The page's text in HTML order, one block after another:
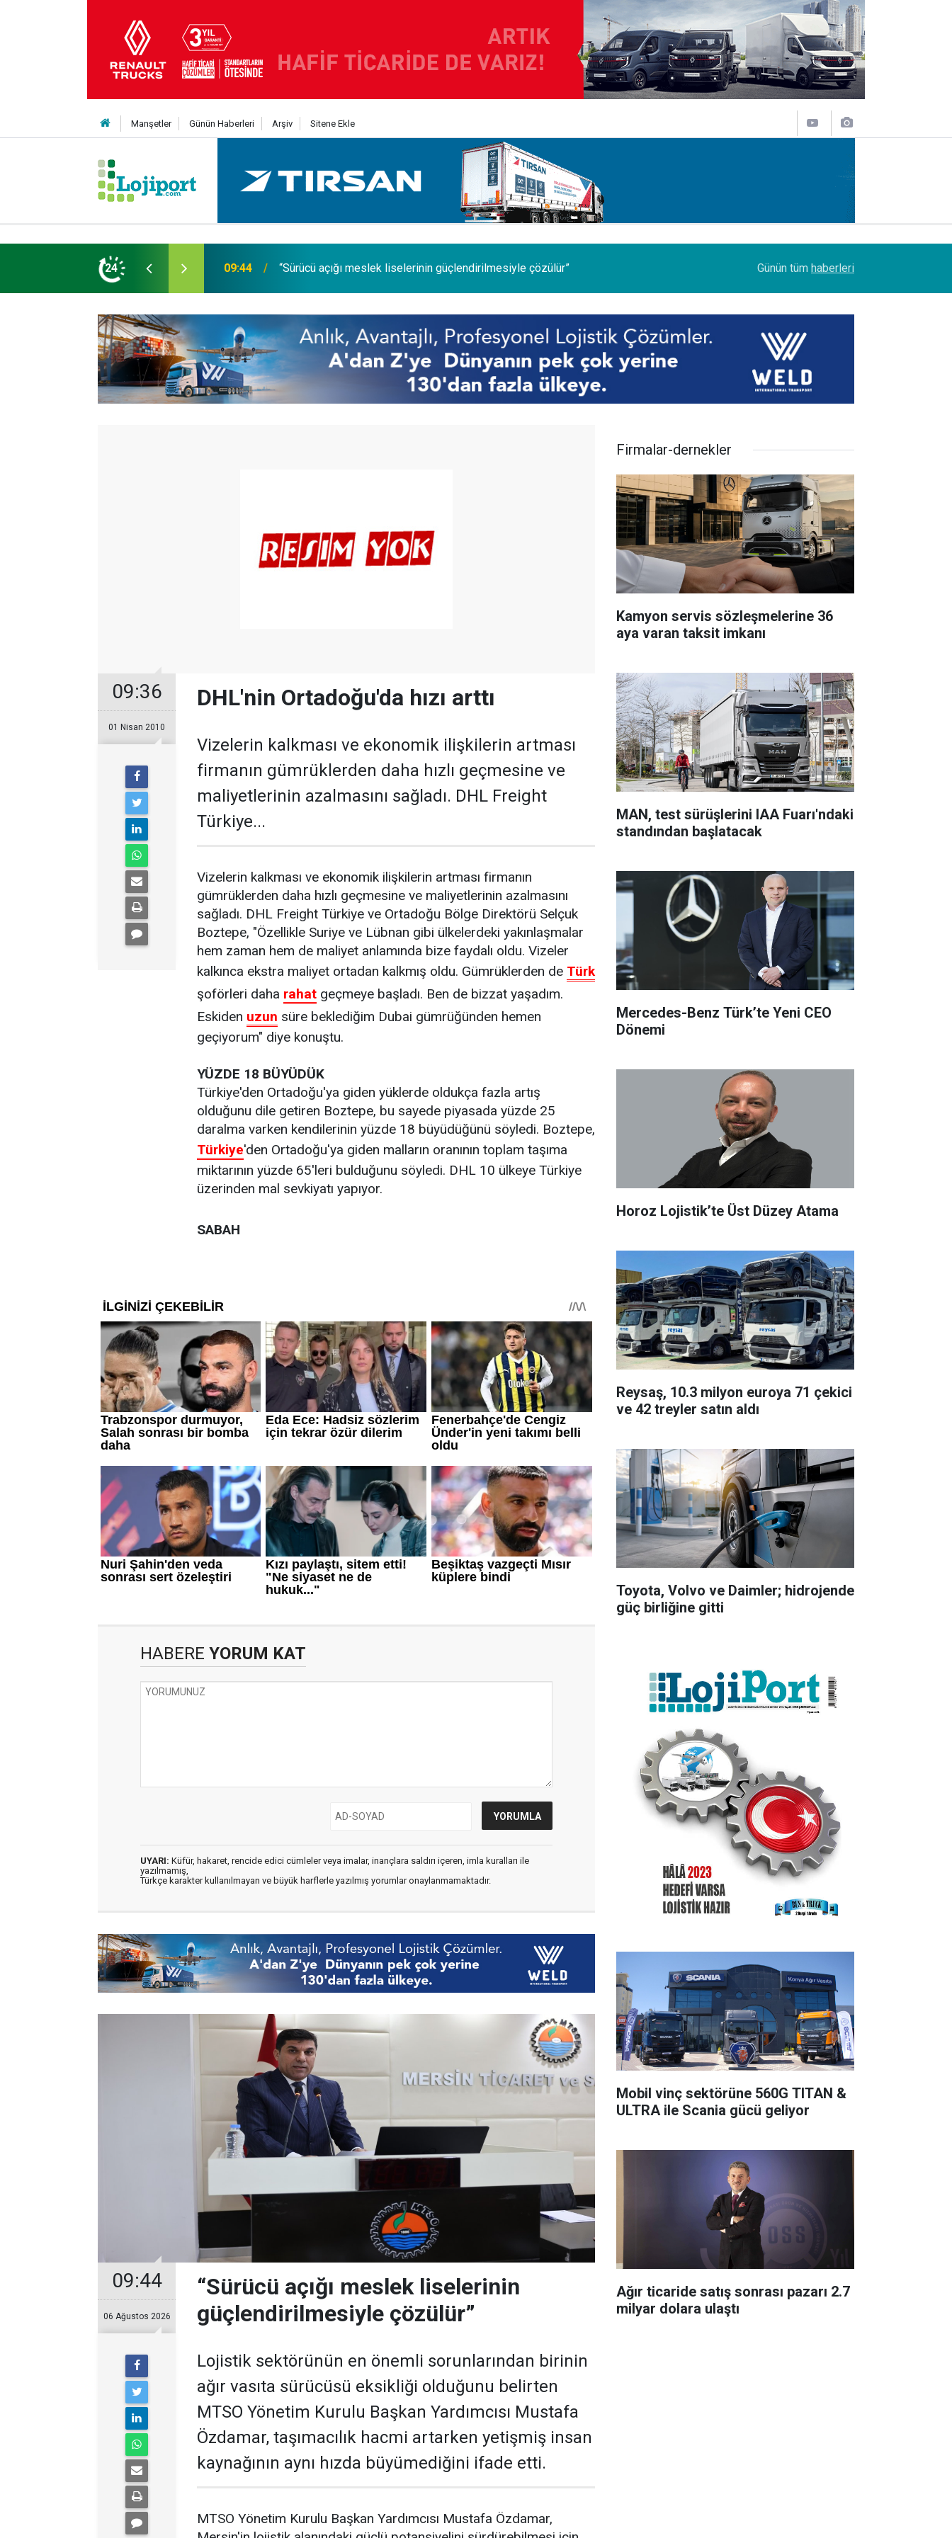
Manşetler Günün Haberleri Arşiv Sitene Ekle
24
çözülür” 08:21 Ordu ve Eskişehir'de üretilecek; Omsan, Avrupa'da depolayacak "Limanlarda akıllı çözümün anahtarı 'dikey'
Günün tüm haberleri
09:36
01 Nisan 2010
DHL'nin Ortadoğu'da hızı arttı
Vizelerin kalkması ve ekonomik ilişkilerin artması
firmanın gümrüklerden daha hızlı geçmesine ve
maliyetlerinin azalmasını sağladı. DHL Freight
Türkiye...
Vizelerin kalkması ve ekonomik ilişkilerin artması firmanın
gümrüklerden daha hızlı geçmesine ve maliyetlerinin azalmasını
sağladı. DHL Freight Türkiye ve Ortadoğu Bölge Direktörü Selçuk
Boztepe, "Özellikle Suriye ve Lübnan gibi ülkelerdeki yakınlaşmalar
hem zaman hem de maliyet anlamında bize faydalı oldu. Vizeler
kalkınca ekstra maliyet ortadan kalkmış oldu. Gümrüklerden de Türk
şoförleri daha rahat geçmeye başladı. Ben de bizzat yaşadım.
Eskiden uzun süre beklediğim Dubai gümrüğünden hemen
geçiyorum" diye konuştu.
YÜZDE 18 BÜYÜDÜK
Türkiye'den Ortadoğu'ya giden yüklerde oldukça fazla artış
olduğunu dile getiren Boztepe, bu sayede piyasada yüzde 25
daralma varken kendilerinin yüzde 18 büyüdüğünü söyledi. Boztepe,
Türkiye'den Ortadoğu'ya giden malların oranının toplam taşıma
miktarının yüzde 65'leri bulduğunu söyledi. DHL 10 ülkeye Türkiye
üzerinden mal sevkiyatı yapıyor.
SABAH
HABERE YORUM KAT
UYARI: Küfür, hakaret, rencide edici cümleler veya imalar, inançlara saldırı içeren, imla kuralları ile
yazılmamış,
Türkçe karakter kullanılmayan ve büyük harflerle yazılmış yorumlar onaylanmamaktadır.
09:44
06 Ağustos 2026
“Sürücü açığı meslek liselerinin
güçlendirilmesiyle çözülür”
Lojistik sektörünün en önemli sorunlarından birinin
ağır vasıta sürücüsü eksikliği olduğunu belirten
MTSO Yönetim Kurulu Başkan Yardımcısı Mustafa
Özdamar, taşımacılık hacmi artarken yetişmiş insan
kaynağının aynı hızda büyümediğini ifade etti.
MTSO Yönetim Kurulu Başkan Yardımcısı Mustafa Özdamar,
Firmalar-dernekler
Kamyon servis sözleşmelerine 36
aya varan taksit imkanı
MAN, test sürüşlerini IAA Fuarı'ndaki
standından başlatacak
Mercedes-Benz Türk’te Yeni CEO
Dönemi
Horoz Lojistik’te Üst Düzey Atama
Reysaş, 10.3 milyon euroya 71 çekici
ve 42 treyler satın aldı
Toyota, Volvo ve Daimler; hidrojende
güç birliğine gitti
Mobil vinç sektörüne 560G TITAN &
ULTRA ile Scania gücü geliyor
Ağır ticaride satış sonrası pazarı 2.7
milyar dolara ulaştı